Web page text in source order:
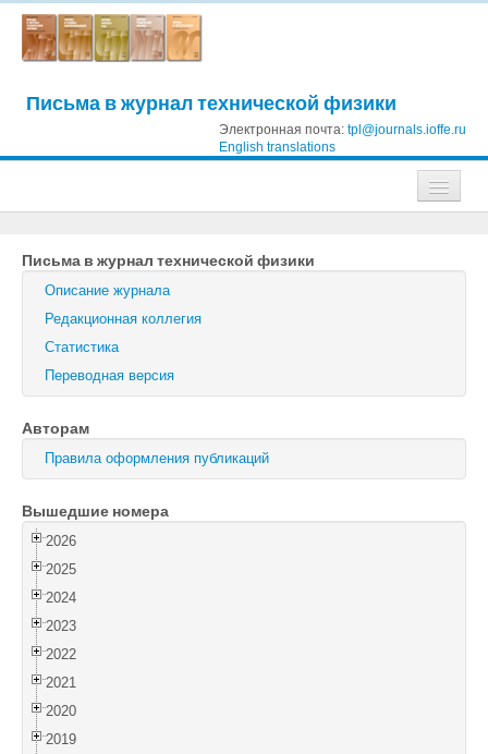
Письма в журнал технической физики
Электронная почта: tpl@journals.ioffe.ru
English translations
Журнал технической физики
Письма в Журнал технической физики
Физика твердого тела
Физика и техника полупроводников
Оптика и спектроскопия
Поиск
Войти
Письма в журнал технической физики
Описание журнала
Редакционная коллегия
Статистика
Переводная версия
Авторам
Правила оформления публикаций
Вышедшие номера
2026
2025
2024
2023
2022
2021
2020
2019